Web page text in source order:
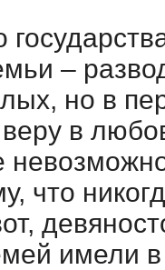
–
но в
в
что
имели